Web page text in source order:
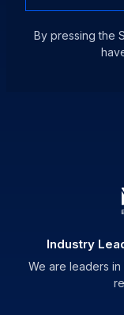
By pressing the
Industry
We are leaders